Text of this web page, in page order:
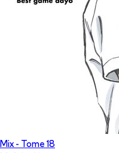
Mix- Tome 18